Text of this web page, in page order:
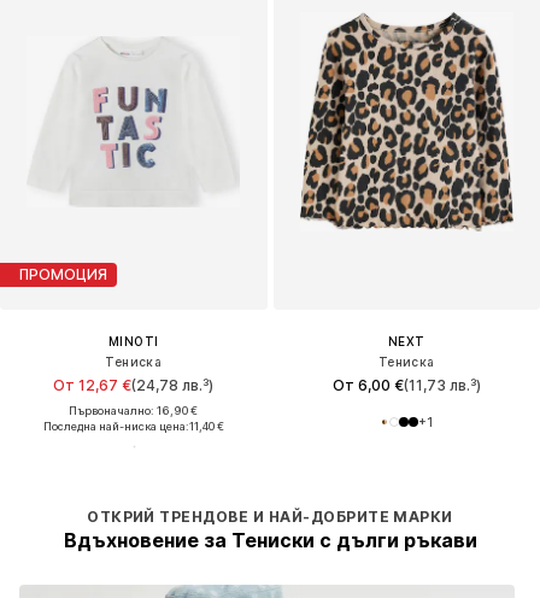
ПРОМОЦИЯ
MINOTI
Тениска
От 12,67 €(24,78 лв.³)
Първоначално: 16,90 €
Последна най-ниска цена:11,40 €
NEXT
Тениска
От 6,00 €(11,73 лв.³)
+1
ОТКРИЙ ТРЕНДОВЕ И НАЙ-ДОБРИТЕ МАРКИ
Вдъхновение за Тениски с дълги ръкави